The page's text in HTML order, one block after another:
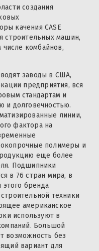
создания
качения CASE
строительных машин,
числе комбайнов,
заводы в США,
предприятия, вся
стандартам и
и долговечностью.
линии,
фактора на
полимеры и
еще более
Подшипники
в 76 стран мира, в
этого бренда
техники
американское
используют в
Большой
возможность без
вариант для